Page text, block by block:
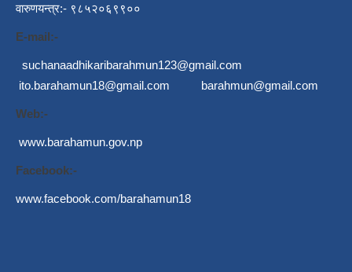
वारुणयन्त्र:- ९८५२०६९९००
E-mail:-
suchanaadhikaribarahmun123@gmail.com
ito.barahamun18@gmail.com
barahmun@gmail.com
Web:-
www.barahamun.gov.np
Facebook:-
www.facebook.com/barahamun18